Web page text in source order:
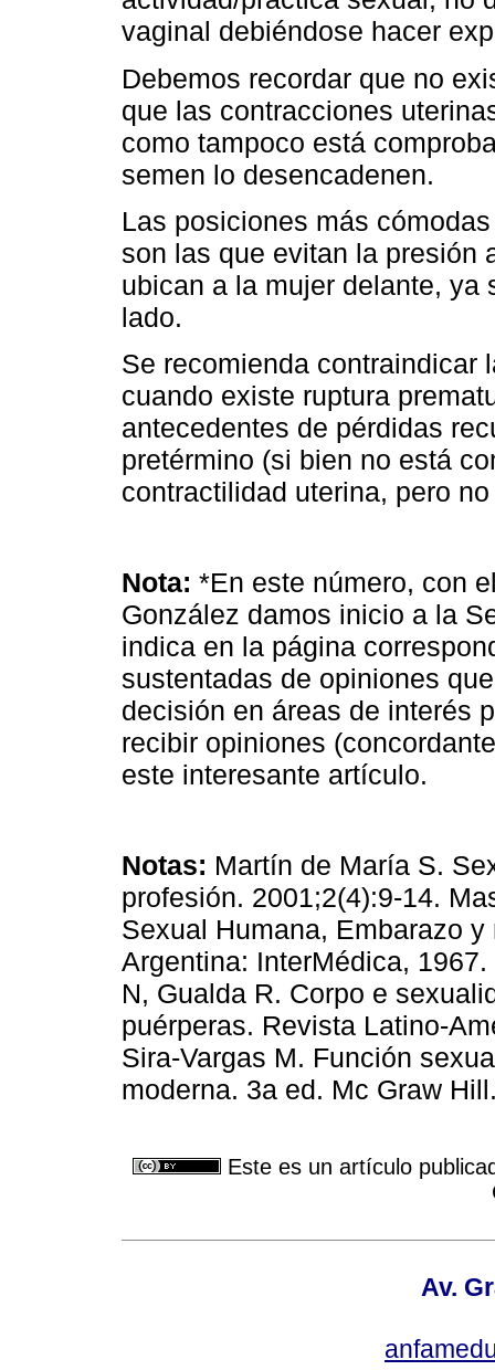
vaginal debiéndose hacer
Debemos recordar que no
que las contracciones
como tampoco está
semen lo desencadenen.
Las posiciones más
son las que evitan la presión
ubican a la mujer delante, ya
lado.
Se recomienda contraindicar
cuando existe ruptura
antecedentes de pérdidas
pretérmino (si bien no está
contractilidad uterina, pero
Nota: *En este número, con
González damos inicio a la
indica en la página
sustentadas de opiniones
decisión en áreas de interés
recibir opiniones
este interesante artículo.
Notas: Martín de María S.
profesión. 2001;2(4):9-14.
Sexual Humana, Embarazo
Argentina: InterMédica,
N, Gualda R. Corpo e
puérperas. Revista Latino-
Sira-Vargas M. Función
moderna. 3a ed. Mc Graw
Este es un artículo
Av.